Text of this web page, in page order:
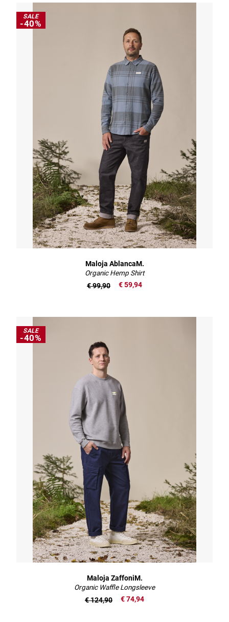
SALE
-40%
Maloja AblancaM.
Organic Hemp Shirt
€ 59,94
€ 99,90
SALE
-40%
Maloja ZaffoniM.
Organic Waffle Longsleeve
€ 74,94
€ 124,90